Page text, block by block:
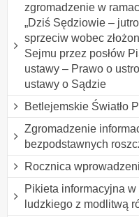
zgromadzenie w
„Dziś Sędziowie –
sprzeciw wobec
Sejmu przez posłów
ustawy – Prawo o
ustawy o Sądzie
Betlejemskie Światło
Zgromadzenie
bezpodstawnych
Rocznica
Pikieta informacyjna
ludzkiego z modlitwą